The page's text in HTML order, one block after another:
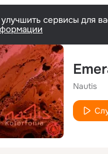
сервисы для
Nautis